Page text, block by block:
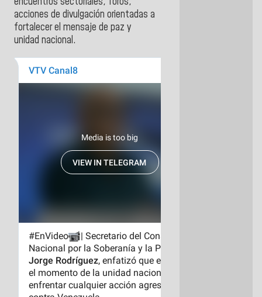
acciones de divulgación orientadas a
fortalecer el mensaje de paz y
unidad nacional.